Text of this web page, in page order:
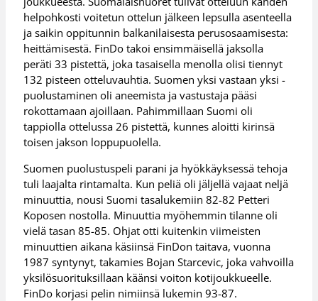
helpohkosti voitetun ottelun jälkeen lepsulla asenteella
ja saikin oppitunnin balkanilaisesta perusosaamisesta:
heittämisestä. FinDo takoi ensimmäisellä jaksolla
peräti 33 pistettä, joka tasaisella menolla olisi tiennyt
132 pisteen otteluvauhtia. Suomen yksi vastaan yksi -
puolustaminen oli aneemista ja vastustaja pääsi
rokottamaan ajoillaan. Pahimmillaan Suomi oli
tappiolla ottelussa 26 pistettä, kunnes aloitti kirinsä
toisen jakson loppupuolella.
Suomen puolustuspeli parani ja hyökkäyksessä tehoja
tuli laajalta rintamalta. Kun peliä oli jäljellä vajaat neljä
minuuttia, nousi Suomi tasalukemiin 82-82 Petteri
Koposen nostolla. Minuuttia myöhemmin tilanne oli
vielä tasan 85-85. Ohjat otti kuitenkin viimeisten
minuuttien aikana käsiinsä FinDon taitava, vuonna
1987 syntynyt, takamies Bojan Starcevic, joka vahvoilla
yksilösuorituksillaan käänsi voiton kotijoukkueelle.
FinDo korjasi pelin nimiinsä lukemin 93-87.